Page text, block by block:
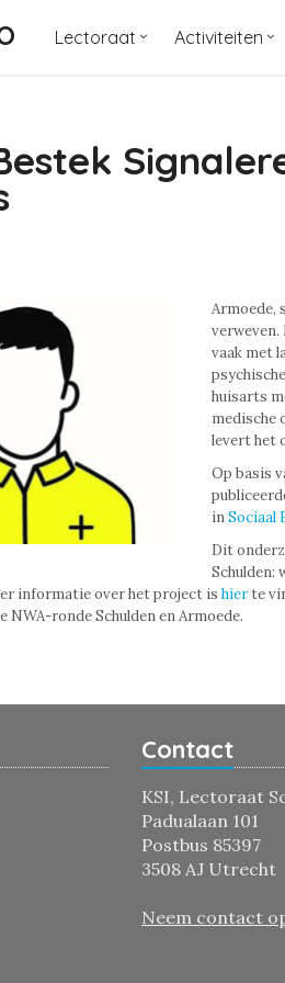
Lectoraat Activiteiten
Armoede,
verweven.
vaak met
huisarts
medische
levert het
Op basis
inSociaal
Dit
Schulden:
informatie over het project is hierte
ronde Schulden en Armoede.
Contact
KSI, Lectoraat
Padualaan 101
Postbus 85397
3508 AJ Utrecht
Neem contact